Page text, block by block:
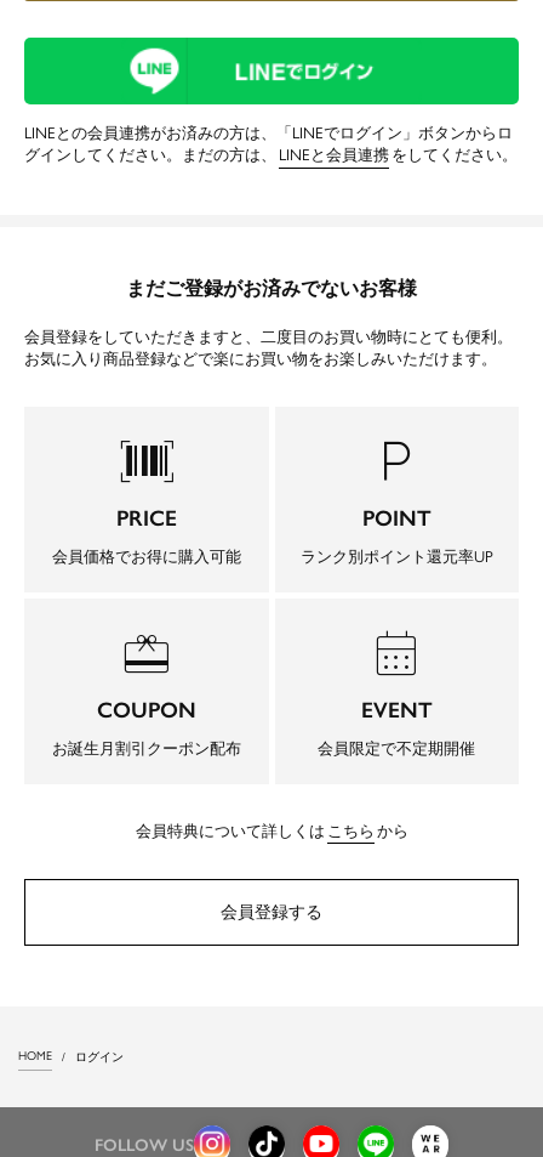
LINEとの会員連携がお済みの方は、「LINEでログイン」ボタンからロ
グインしてください。まだの方は、
LINEと会員連携 をしてください。
まだご登録がお済みでないお客様
会員登録をしていただきますと、二度目のお買い物時にとても便利。
お気に入り商品登録などで楽にお買い物をお楽しみいただけます。
barcode_scanner
PRICE
会員価格でお得に購入可能
local_parking
POINT
ランク別ポイント還元率UP
redeem
COUPON
お誕生月割引クーポン配布
calendar_month
EVENT
会員限定で不定期開催
会員特典について詳しくは こちら から
会員登録する
HOME ログイン
FOLLOW US